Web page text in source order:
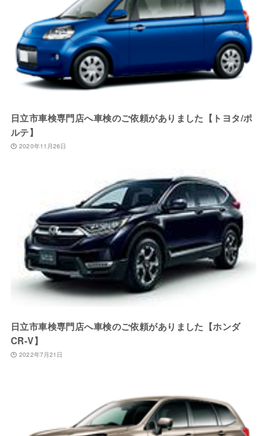
日立市車検専門店へ車検のご依頼がありました【トヨタ/ポ
ルテ】
2020年11月26日
日立市車検専門店へ車検のご依頼がありました【ホンダ
CR-V】
2022年7月21日